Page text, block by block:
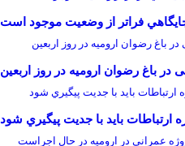
فراتر از وضعيت موجود است
در باغ رضوان ارومیه در روز اربعین
ارتباطات بايد با جديت پيگيري شود